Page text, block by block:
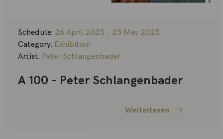
Schedule: 26 April 2025 - 25 May 2025
Category: Exhibition
Artist: Peter Schlangenbader
A 100 - Peter Schlangenbader
Weiterlesen